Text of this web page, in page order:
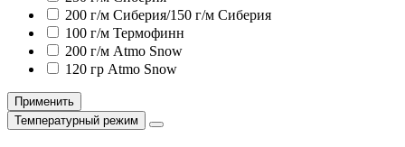
200 г/м Сиберия/150 г/м Сиберия
100 г/м Термофинн
200 г/м Atmo Snow
120 гр Atmo Snow
Применить
Температурный режим